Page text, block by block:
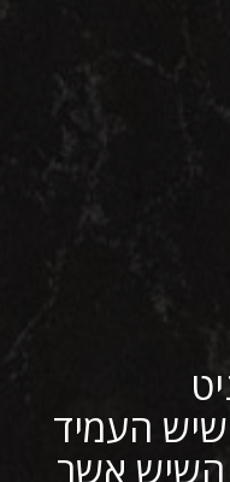
העמיד
השיש אשר